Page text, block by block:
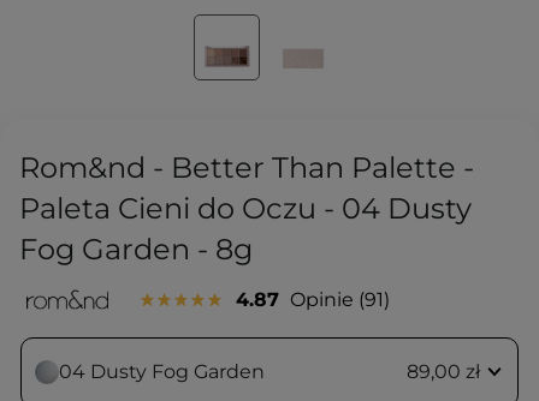
Rom&nd - Better Than Palette -
Paleta Cieni do Oczu - 04 Dusty
Fog Garden - 8g
4.87 Opinie 91
04 Dusty Fog Garden 89,00 zł